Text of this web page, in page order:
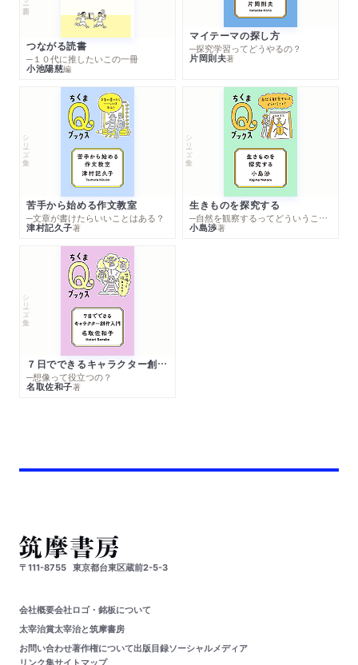
つながる読書
─１０代に推したいこの一冊
小池陽慈編
マイテーマの探し方
─探究学習ってどうやるの？
片岡則夫著
シリーズ・全集
苦手から始める作文教室
─文章が書けたらいいことはある？
津村記久子著
シリーズ・全集
生きものを探究する
─自然を観察するってどういうこと？
小島渉著
シリーズ・全集
７日でできるキャラクター創作入門
─想像って役立つの？
名取佐和子著
〒111-8755 東京都台東区蔵前2-5-3
会社概要会社ロゴ・銘板について
太宰治賞太宰治と筑摩書房
お問い合わせ著作権について出版目録ソーシャルメディア